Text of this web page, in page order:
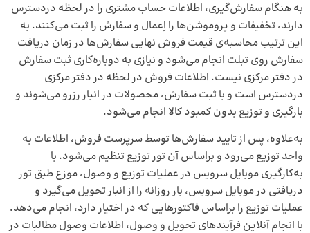
به هنگام سفارش‌‌گیری، اطلاعات حساب مشتری را در لحظه دردسترس
دارند، تخفیفات و پروموشن‌ها را اِعمال و سفارش را ثبت می‌کنند. به
این ترتیب محاسبه‌ی قیمت فروش نهایی سفارش‌ها در زمان دریافت
سفارش روی تبلت انجام می‌شود و نیازی به دوباره‌کاری ثبت سفارش
در دفتر مرکزی نیست. اطلاعات فروش در لحظه در دفتر مرکزی
دردسترس است و با ثبت سفارش، محصولات در انبار رزرو می‌شوند و
بارگیری و توزیع بدون کمبود کالا انجام می‌شود.
به‌علاوه، پس از تایید سفارش‌ها توسط سرپرست فروش، اطلاعات به
واحد توزیع می‌رود و براساس آن تور توزیع تنظیم می‌شود. با
به‌کارگیری موبایل سرویس در عملیات توزیع و وصول، موزع طبق تور
دریافتی در موبایل سرویس، بار روزانه را از انبار تحویل می‌گیرد و
عملیات توزیع را براساس فاکتورهایی که در اختیار دارد، انجام می‌دهد.
با انجام آنلاین فرآیندهای تحویل و وصول، اطلاعات وصول مطالبات در